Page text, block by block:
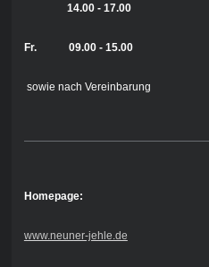
14.00 - 17.00
Fr. 09.00 - 15.00
sowie nach Vereinbarung
Homepage:
www.neuner-jehle.de